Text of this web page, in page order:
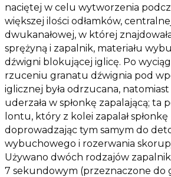
naciętej w celu wytworzenia
większej ilości odłamków,
dwukanałowej, w której
sprężyną i zapalnik, materiału
dźwigni blokującej iglicę. Po
rzuceniu granatu dźwignia pod
iglicznej była odrzucana,
uderzała w spłonkę zapalającą; ta
lontu, który z kolei zapalał
doprowadzając tym samym do
wybuchowego i rozerwania
Używano dwóch rodzajów
7 sekundowym (przeznaczone do